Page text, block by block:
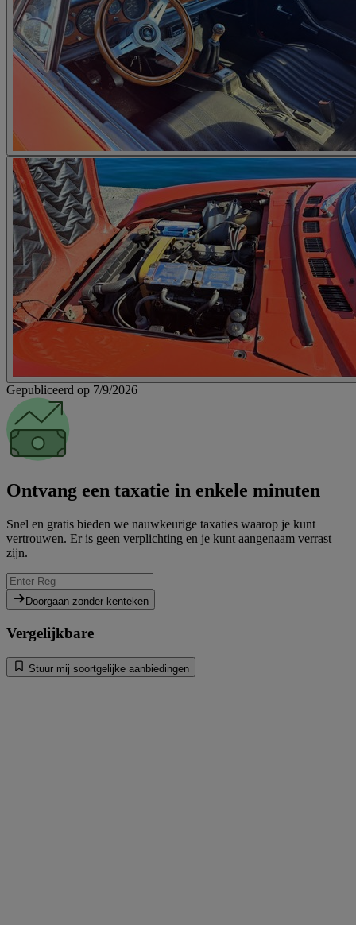
Gepubliceerd op 7/9/2026
Ontvang een taxatie in enkele minuten
Snel en gratis bieden we nauwkeurige taxaties waarop je kunt
vertrouwen. Er is geen verplichting en je kunt aangenaam verrast
zijn.
Doorgaan zonder kenteken
Vergelijkbare
Stuur mij soortgelijke aanbiedingen